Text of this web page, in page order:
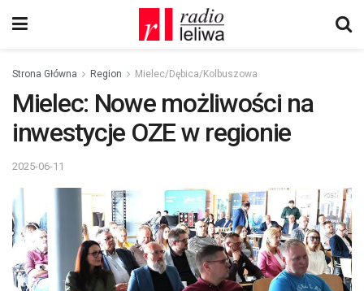
Strona Główna Region Mielec/Dębica/Kolbuszowa
Mielec: Nowe możliwości na
inwestycje OZE w regionie
2025-06-11